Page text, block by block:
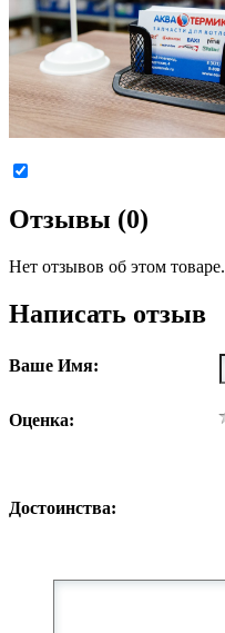
Отзывы (0)
Нет отзывов об этом товаре.
Написать отзыв
Ваше Имя:
Оценка:
Достоинства: